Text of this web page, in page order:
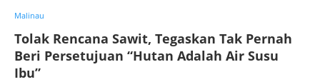
Malinau
Tolak Rencana Sawit, Tegaskan Tak Pernah
Beri Persetujuan “Hutan Adalah Air Susu
Ibu”